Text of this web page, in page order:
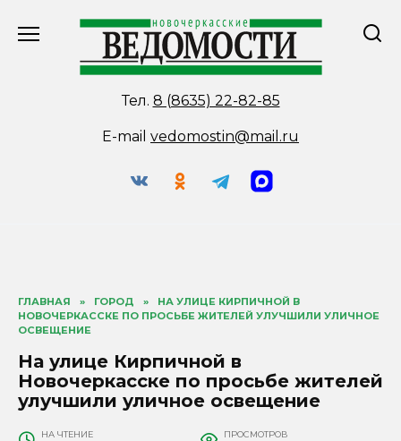
Тел. 8 (8635) 22-82-85
E-mail vedomostin@mail.ru
ГЛАВНАЯ » ГОРОД »
НА УЛИЦЕ КИРПИЧНОЙ В
НОВОЧЕРКАССКЕ ПО ПРОСЬБЕ ЖИТЕЛЕЙ УЛУЧШИЛИ УЛИЧНОЕ
ОСВЕЩЕНИЕ
На улице Кирпичной в
Новочеркасске по просьбе жителей
улучшили уличное освещение
НА ЧТЕНИЕ ПРОСМОТРОВ